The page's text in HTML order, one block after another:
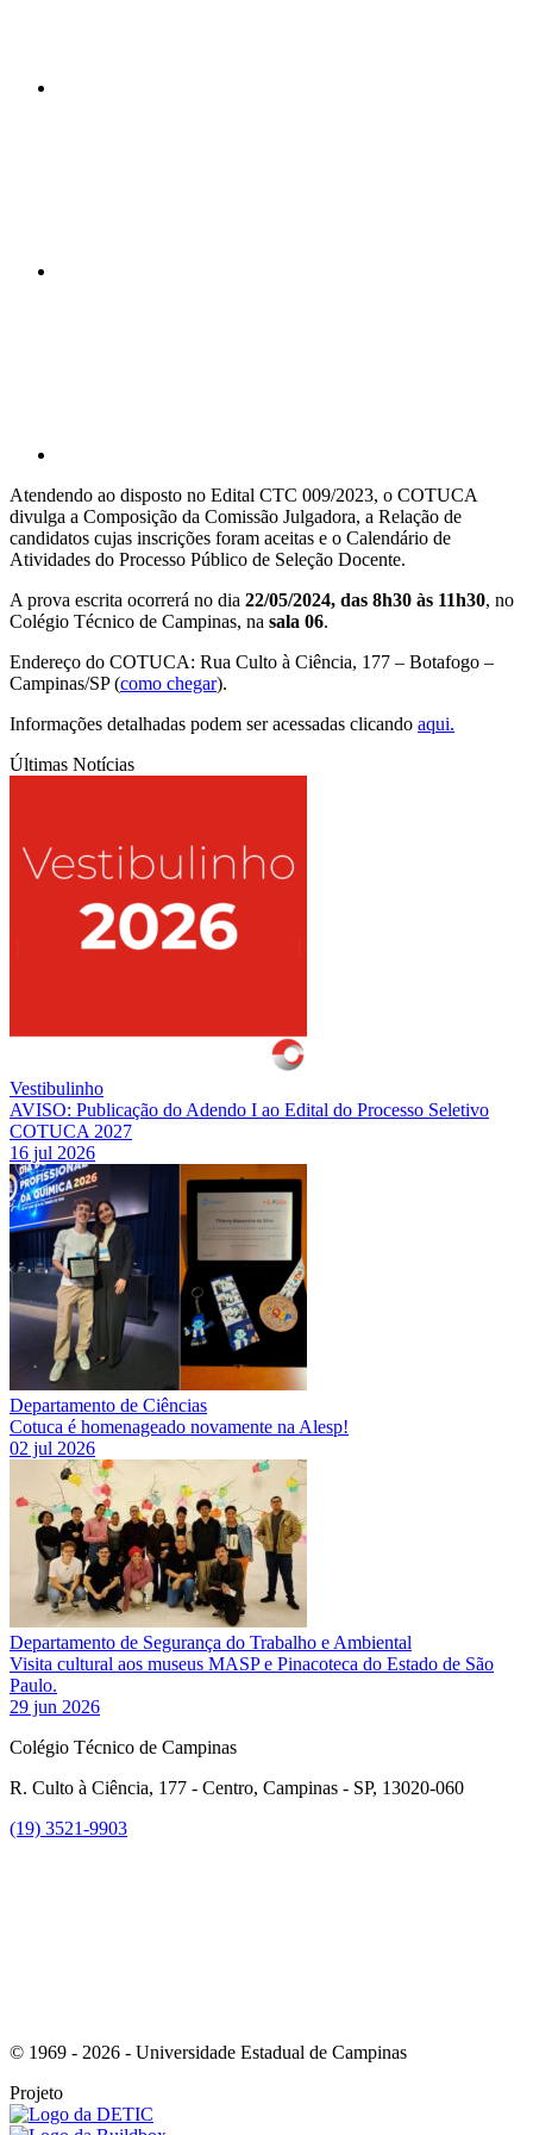
Atendendo ao disposto no Edital CTC 009/2023, o COTUCA
divulga a Composição da Comissão Julgadora, a Relação de
candidatos cujas inscrições foram aceitas e o Calendário de
Atividades do Processo Público de Seleção Docente.
A prova escrita ocorrerá no dia 22/05/2024, das 8h30 às 11h30, no
Colégio Técnico de Campinas, na sala 06.
Endereço do COTUCA: Rua Culto à Ciência, 177 – Botafogo –
Campinas/SP (como chegar).
Informações detalhadas podem ser acessadas clicando aqui.
Últimas Notícias
Vestibulinho
AVISO: Publicação do Adendo I ao Edital do Processo Seletivo
COTUCA 2027
16 jul 2026
Departamento de Ciências
Cotuca é homenageado novamente na Alesp!
02 jul 2026
Departamento de Segurança do Trabalho e Ambiental
Visita cultural aos museus MASP e Pinacoteca do Estado de São
Paulo.
29 jun 2026
Colégio Técnico de Campinas
R. Culto à Ciência, 177 - Centro, Campinas - SP, 13020-060
(19) 3521-9903
© 1969 - 2026 - Universidade Estadual de Campinas
Projeto